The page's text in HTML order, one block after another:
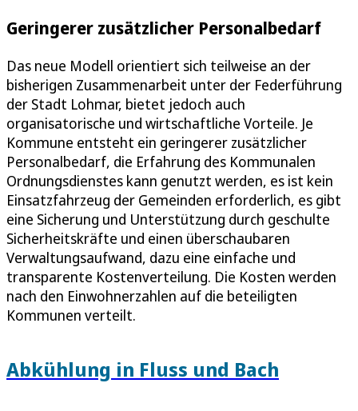
Geringerer zusätzlicher Personalbedarf
Das neue Modell orientiert sich teilweise an der
bisherigen Zusammenarbeit unter der Federführung
der Stadt Lohmar, bietet jedoch auch
organisatorische und wirtschaftliche Vorteile. Je
Kommune entsteht ein geringerer zusätzlicher
Personalbedarf, die Erfahrung des Kommunalen
Ordnungsdienstes kann genutzt werden, es ist kein
Einsatzfahrzeug der Gemeinden erforderlich, es gibt
eine Sicherung und Unterstützung durch geschulte
Sicherheitskräfte und einen überschaubaren
Verwaltungsaufwand, dazu eine einfache und
transparente Kostenverteilung. Die Kosten werden
nach den Einwohnerzahlen auf die beteiligten
Kommunen verteilt.
Abkühlung in Fluss und Bach